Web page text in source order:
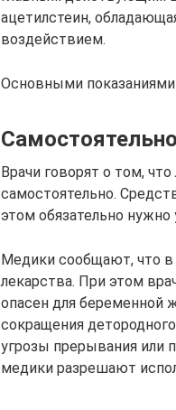
ацетилстеин,
воздействием.
Основными показаниями
Врачи говорят о том,
самостоятельно.
этом обязательно
Медики сообщают, что в
лекарства. При этом
опасен для
сокращения
угрозы прерывания или
медики разрешают